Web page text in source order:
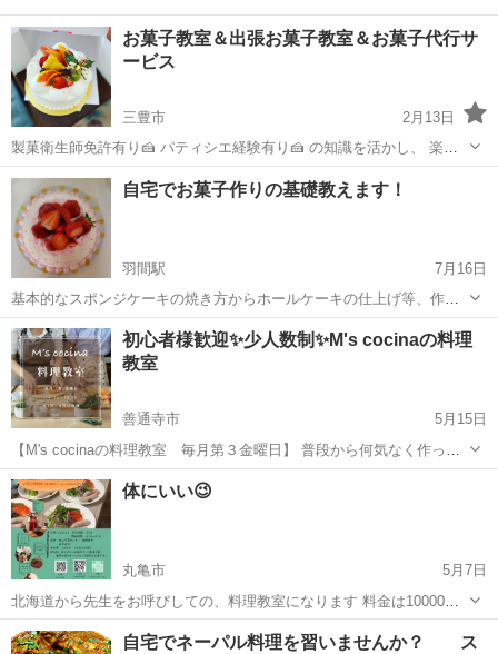
お菓子教室＆出張お菓子教室＆お菓子代行サ
ービス
三豊市
2月13日
製菓衛生師免許有り🍰 パティシエ経験有り🍰 の知識を活かし、 楽し
い時間を共有したい…❤️ 🌟お菓子は作りたいけど、 ガッツリお菓子教
室っていうのも面倒… 🌟お菓子は作りたいけど、 小さいお子さんが居
て難しい… 🌟お菓...
香川 三豊市 お菓子 主婦
自宅でお菓子作りの基礎教えます！
羽間駅
7月16日
基本的なスポンジケーキの焼き方からホールケーキの仕上げ等、作り
たいものを生徒さんのリクエストをお聞きして構成を考えたいとおも
っております✨ ホールケーキのほかにも…… クッキー、マドレーヌ、
パウンドケーキ等焼き菓子のメニュー...
香川 仲多度郡 羽間駅 お菓子 ホール
初心者様歓迎✨少人数制✨M's cocinaの料理
教室
善通寺市
5月15日
【M's cocinaの料理教室 毎月第３金曜日】 普段から何気なく作って
いる料理…「アレ？この工程って、何故やるの？？？」「この食材の
使い方は？？？」…って思ったことはありませんか？ そんな料理の疑
問や基本を忠実に学べる料...
香川 善通寺市
体にいい😉
丸亀市
5月7日
北海道から先生をお呼びしての、料理教室になります 料金は10000円
です お土産に、手作りウインナーが付いてます❣️
香川 丸亀市 フードコーディネーター 先生
自宅でネーパル料理を習いませんか？ ス